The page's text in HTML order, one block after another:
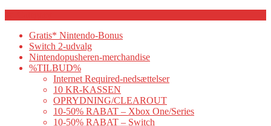
Gratis* Nintendo-Bonus
Switch 2-udvalg
Nintendopusheren-merchandise
%TILBUD%
Internet Required-nedsættelser
10 KR-KASSEN
OPRYDNING/CLEAROUT
10-50% RABAT – Xbox One/Series
10-50% RABAT – Switch